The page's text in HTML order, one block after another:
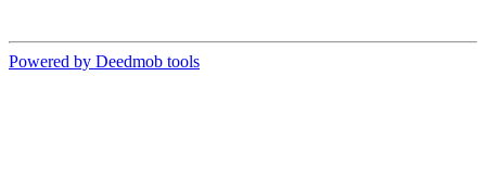
Powered by Deedmob tools